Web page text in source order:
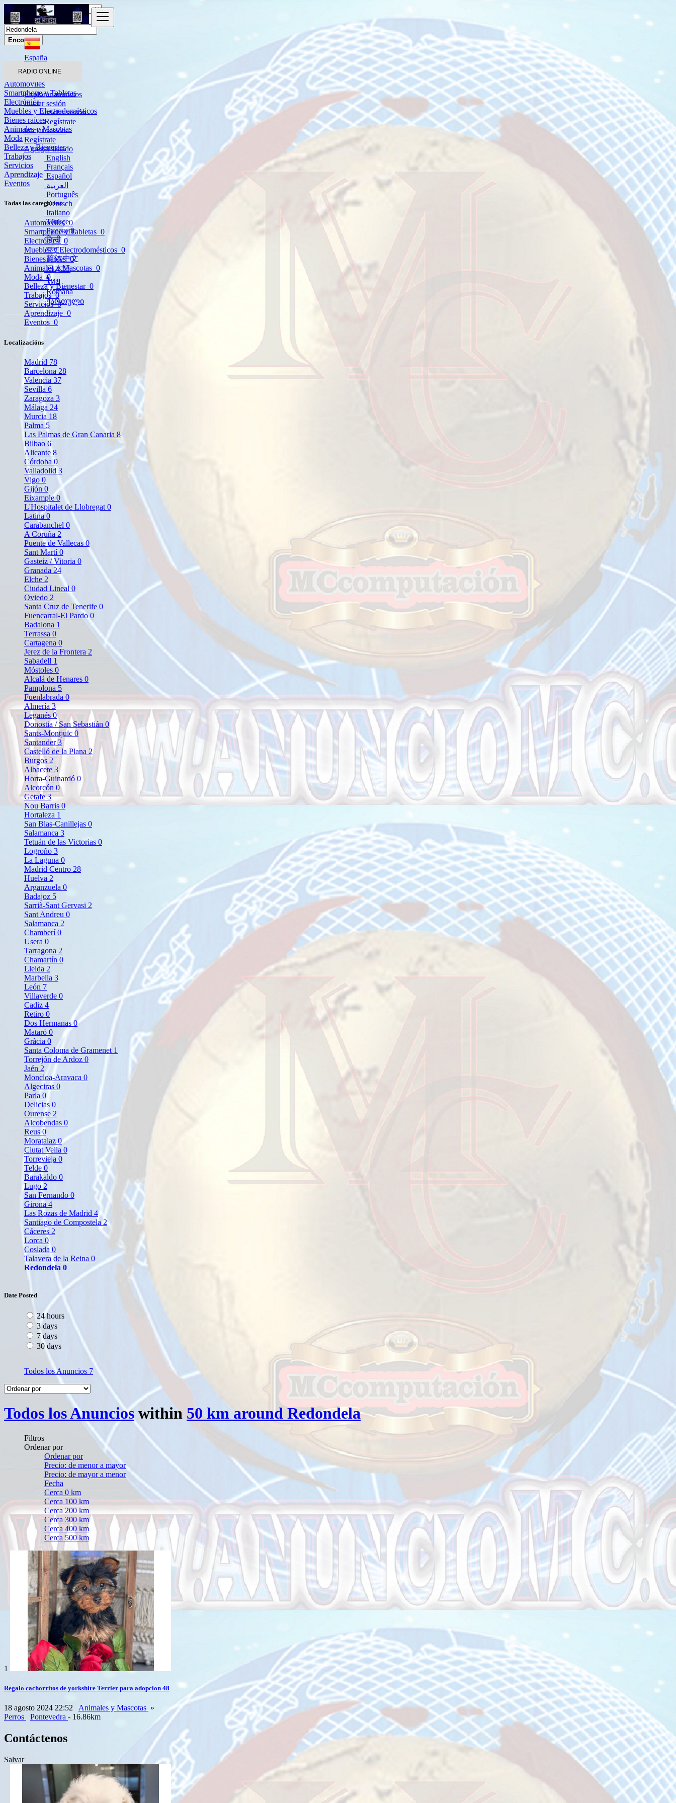
RADIO ONLINE
Explorar anuncios
Iniciar sesión
Iniciar sesión
Regístrate
Iniciar sesión
Regístrate
Agregar listado
English
Français
Español
العربية
Português
Deutsch
Italiano
Türkçe
Русский
हिन्दी
বাংলা
简体中文
日本語
ไทย
Română
ქართული
Encontrar
España
Automóviles
Smartphone y Tabletas
Electrónica
Muebles y Electrodomésticos
Bienes raíces
Animales y Mascotas
Moda
Belleza y Bienestar
Trabajos
Servicios
Aprendizaje
Eventos
Todas las categorías
Automóviles0
Smartphone y Tabletas 0
Electrónica 0
Muebles y Electrodomésticos 0
Bienes raíces0
Animales y Mascotas 0
Moda 0
Belleza y Bienestar 0
Trabajos0
Servicios0
Aprendizaje 0
Eventos 0
Localizacións
Madrid 78
Barcelona 28
Valencia 37
Sevilla 6
Zaragoza 3
Málaga 24
Murcia 18
Palma 5
Las Palmas de Gran Canaria 8
Bilbao 6
Alicante 8
Córdoba 0
Valladolid 3
Vigo 0
Gijón 0
Eixample0
L'Hospitalet de Llobregat 0
Latina 0
Carabanchel 0
A Coruña 2
Puente de Vallecas0
Sant Martí0
Gasteiz / Vitoria 0
Granada 24
Elche 2
Ciudad Lineal0
Oviedo 2
Santa Cruz de Tenerife 0
Fuencarral-El Pardo0
Badalona 1
Terrassa 0
Cartagena 0
Jerez de la Frontera 2
Sabadell 1
Móstoles 0
Alcalá de Henares 0
Pamplona 5
Fuenlabrada0
Almería 3
Leganés0
Donostia / San Sebastián 0
Sants-Montjuïc 0
Santander3
Castelló de la Plana2
Burgos 2
Albacete 3
Horta-Guinardó 0
Alcorcón 0
Getafe3
Nou Barris0
Hortaleza 1
San Blas-Canillejas 0
Salamanca 3
Tetuán de las Victorias 0
Logroño 3
La Laguna 0
Madrid Centro 28
Huelva 2
Arganzuela 0
Badajoz 5
Sarrià-Sant Gervasi 2
Sant Andreu 0
Salamanca 2
Chamberí0
Usera 0
Tarragona 2
Chamartín 0
Lleida 2
Marbella 3
León 7
Villaverde 0
Cadiz 4
Retiro 0
Dos Hermanas0
Mataró 0
Gràcia 0
Santa Coloma de Gramenet 1
Torrejón de Ardoz 0
Jaén 2
Moncloa-Aravaca 0
Algeciras 0
Parla 0
Delicias 0
Ourense 2
Alcobendas 0
Reus 0
Moratalaz 0
Ciutat Vella 0
Torrevieja 0
Telde 0
Barakaldo 0
Lugo 2
San Fernando 0
Girona 4
Las Rozas de Madrid 4
Santiago de Compostela2
Cáceres 2
Lorca 0
Coslada 0
Talavera de la Reina 0
Redondela 0
Date Posted
24 hours
3 days
7 days
30 days
Todos los Anuncios 7
Todos los Anuncios within50 km around Redondela
Filtros
Ordenar por
Ordenar por
Precio: de menor a mayor
Precio: de mayor a menor
Fecha
Cerca 0 km
Cerca 100 km
Cerca 200 km
Cerca 300 km
Cerca 400 km
Cerca 500 km
1
Regalo cachorritos de yorkshire Terrier para adopcion 48
18 agosto 2024 22:52 Animales y Mascotas »
Perros
Pontevedra - 16.86km
Contáctenos
Salvar